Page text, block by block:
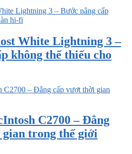
White Lightning 3 –
không thể thiếu cho
C2700 – Đẳng
trong thế giới